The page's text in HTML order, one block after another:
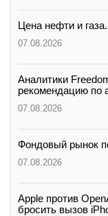
Цена нефти и
07.08.2026
Аналитики
рекомендацию по
07.08.2026
Фондовый рынок
07.08.2026
Apple против
бросить вызов